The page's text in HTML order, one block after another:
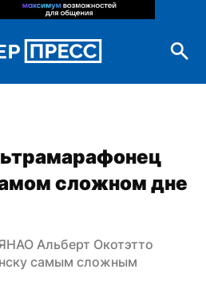
сложном дне
Альберт Окотэтто
самым сложным